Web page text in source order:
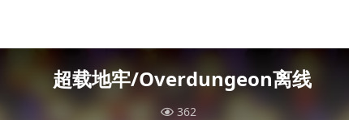
超载地牢/Overdungeon离线
362